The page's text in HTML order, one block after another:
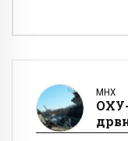
ӨМНӨХ